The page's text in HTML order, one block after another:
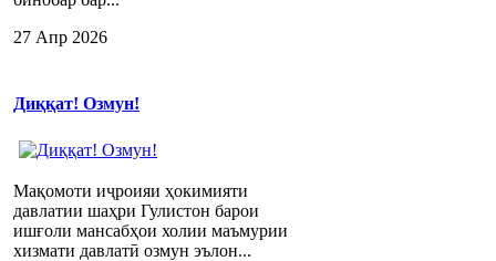
27 Апр 2026
Диққат! Озмун!
Мақомоти иҷроияи ҳокимияти
давлатии шаҳри Гулистон барои
ишғоли мансабҳои холии маъмурии
хизмати давлатӣ озмун эълон...